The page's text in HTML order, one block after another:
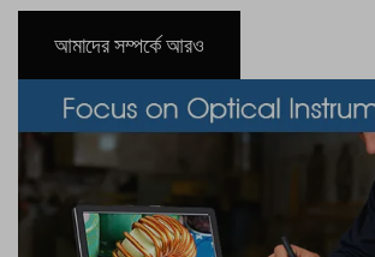
আমাদের সম্পর্কে আরও